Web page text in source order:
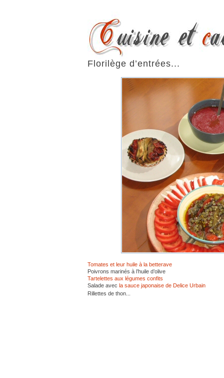
Florilège d’entrées...
Tomates et leur huile à la betterave
Poivrons marinés à l’huile d’olive
Tartelettes aux légumes confits
Salade avec la sauce japonaise de Delice Urbain
Rillettes de thon...